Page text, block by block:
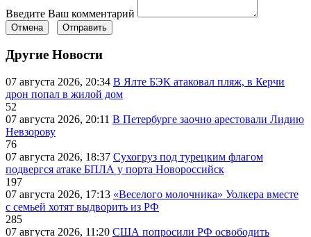
Введите Ваш комментарий
Отмена Отправить
Другие Новости
07 августа 2026, 20:34 В Ялте БЭК атаковал пляж, в Керчи
дрон попал в жилой дом
52
07 августа 2026, 20:11 В Петербурге заочно арестовали Лидию
Невзорову
76
07 августа 2026, 18:37 Сухогруз под турецким флагом
подвергся атаке БПЛА у порта Новороссийск
197
07 августа 2026, 17:13 «Веселого молочника» Уолкера вместе
с семьей хотят выдворить из РФ
285
07 августа 2026, 11:20 США попросили РФ освободить